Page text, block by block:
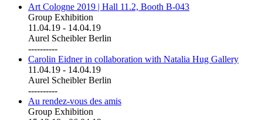
Art Cologne 2019 | Hall 11.2, Booth B-043
Group Exhibition
11.04.19 - 14.04.19
Aurel Scheibler Berlin
----------
Carolin Eidner in collaboration with Natalia Hug Gallery
11.04.19 - 14.04.19
Aurel Scheibler Berlin
----------
Au rendez-vous des amis
Group Exhibition